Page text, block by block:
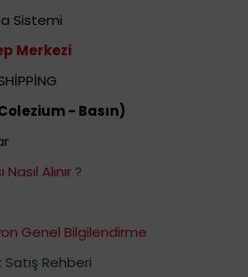
Sistemi
Merkezi
- Basın)
Alınır ?
Genel Bilgilendirme
Rehberi